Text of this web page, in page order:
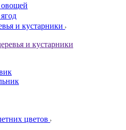
овощей
и кустарники
и кустарники
цветов